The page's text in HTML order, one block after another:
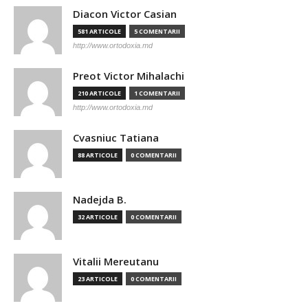
Diacon Victor Casian
581 ARTICOLE 5 COMENTARII
http://www.ortodoxia.md
Preot Victor Mihalachi
210 ARTICOLE 1 COMENTARII
http://www.ortodoxia.md
Cvasniuc Tatiana
88 ARTICOLE 0 COMENTARII
Nadejda B.
32 ARTICOLE 0 COMENTARII
Vitalii Mereutanu
23 ARTICOLE 0 COMENTARII